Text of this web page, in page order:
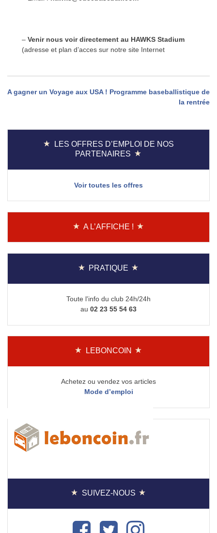
– Venir nous voir directement au HAWKS Stadium
(adresse et plan d’acces sur notre site Internet
Navigation
l’article
A gagner un Voyage aux USA ! Programme baseballistique de
la rentrée
LES OFFRES D’EMPLOI DE NOS
PARTENAIRES
Voir toutes les offres
A L’AFFICHE !
PRATIQUE
Toute l'info du club 24h/24h
au 02 23 55 54 63
LEBONCOIN
Achetez ou vendez vos articles
Mode d’emploi
SUIVEZ-NOUS